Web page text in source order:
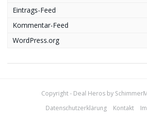
Eintrags-Feed
Kommentar-Feed
WordPress.org
Copyright - Deal Heros by
Datenschutzerklärung
Kontakt